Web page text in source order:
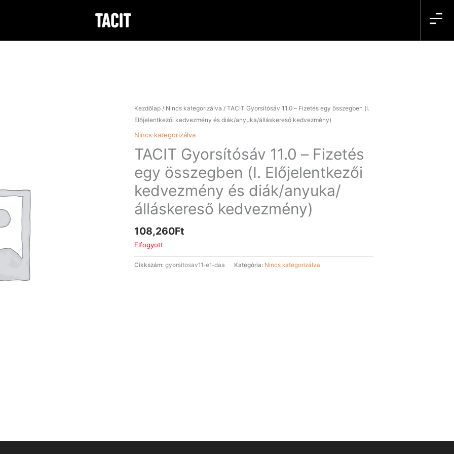
Kezdőlap / Nincs kategorizálva / TACIT Gyorsítósáv 11.0 – Fizetés egy összegben (I.
Előjelentkezői kedvezmény és diák/anyuka/álláskereső kedvezmény)
Nincs kategorizálva
TACIT Gyorsítósáv 11.0 – Fizetés
egy összegben (I. Előjelentkezői
kedvezmény és diák/anyuka/
álláskereső kedvezmény)
108,260Ft
Elfogyott
Cikkszám:gyorsitosav11-e1-daa Kategória: Nincs kategorizálva